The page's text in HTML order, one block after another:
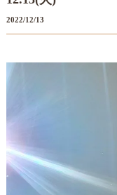
2022/12/13